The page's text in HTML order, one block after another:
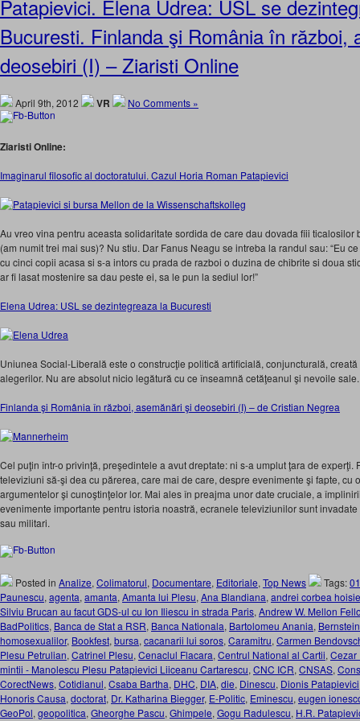
Patapievici. Elena Udrea: USL se
Bucuresti. Finlanda şi România în război,
deosebiri (I) – Ziaristi Online
April 9th, 2012 VR No Comments »
Ziaristi Online:
Imaginarul filosofic al doctoratului. Cazul Horia Roman Patapievici
Au vreo vina pentru aceasta solidaritate sordida de care dau dovada fiii ticalosilor
(am numit trei mai sus)? Nu stiu. Dar Fanus Neagu se intreba la randul sau: “Eu
cu cinci copii acasa si s-a intors cu prada de razboi o duzina de chibrite si doua
ar fi lasat mostenire sa dau peste ei, sa le pun la sediul lor!”
Elena Udrea: USL se dezintegreaza la Bucuresti
Uniunea Social-Liberală este o construcţie politică artificială, conjuncturală,
alegerilor. Nu are absolut nicio legătură cu ce înseamnă cetăţeanul şi nevoile sale.
Finlanda şi România în război, asemănări şi deosebiri (I) – de Cristian Negrea
Cel puţin într-o privinţă, preşedintele a avut dreptate: ni s-a umplut ţara de experţi.
televiziuni să-şi dea cu părerea, care mai de care, despre evenimente şi fapte, cu
argumentelor şi cunoştinţelor lor. Mai ales în preajma unor date cruciale, a
evenimente importante pentru istoria noastră, ecranele televiziunilor sunt
sau militari.
Posted in Analize, Colimatorul, Documentare, Editoriale, Top News Tags:
Paunescu, agenta, amanta, Amanta lui Plesu, Ana Blandiana, andrei corbea hoisie
Silviu Brucan au facut GDS-ul cu Ion Iliescu in strada Paris, Andrew W. Mellon
BadPolitics, Banca de Stat a RSR, Banca Nationala, Bartolomeu Anania,
homosexualilor, Bookfest, bursa, cacanarii lui soros, Caramitru, Carmen
Plesu Petrulian, Catrinel Plesu, Cenaclul Flacara, Centrul National al Cartii, Cezar
mintii - Manolescu Plesu Patapievici Liiceanu Cartarescu, CNC ICR, CNSAS,
CorectNews, Cotidianul, Csaba Bartha, DHC, DIA, die, Dinescu, Dionis Patapievici
Honoris Causa, doctorat, Dr. Katharina Biegger, E-Politic, Eminescu, eugen
GeoPol, geopolitica, Gheorghe Pascu, Ghimpele, Gogu Radulescu, H.R.